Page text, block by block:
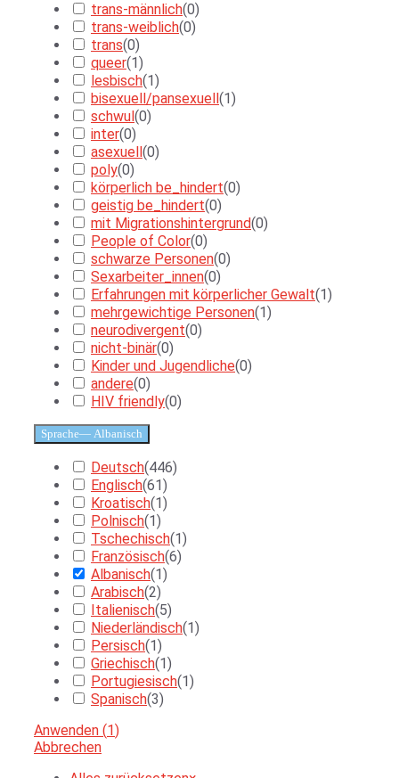
trans-männlich(0)
trans-weiblich(0)
trans(0)
queer(1)
lesbisch(1)
bisexuell/pansexuell (1)
schwul (0)
inter(0)
asexuell (0)
poly(0)
körperlich be_hindert(0)
geistig be_hindert(0)
mit Migrationshintergrund(0)
People of Color(0)
schwarze Personen(0)
Sexarbeiter_innen(0)
Erfahrungen mit körperlicher Gewalt(1)
mehrgewichtige Personen(1)
neurodivergent(0)
nicht-binär(0)
Kinder und Jugendliche(0)
andere(0)
HIV friendly(0)
Sprache— Albanisch
Deutsch(446)
Englisch(61)
Kroatisch(1)
Polnisch(1)
Tschechisch(1)
Französisch(6)
Albanisch(1)
Arabisch(2)
Italienisch(5)
Niederländisch(1)
Persisch(1)
Griechisch(1)
Portugiesisch(1)
Spanisch(3)
Anwenden (1)
Abbrechen